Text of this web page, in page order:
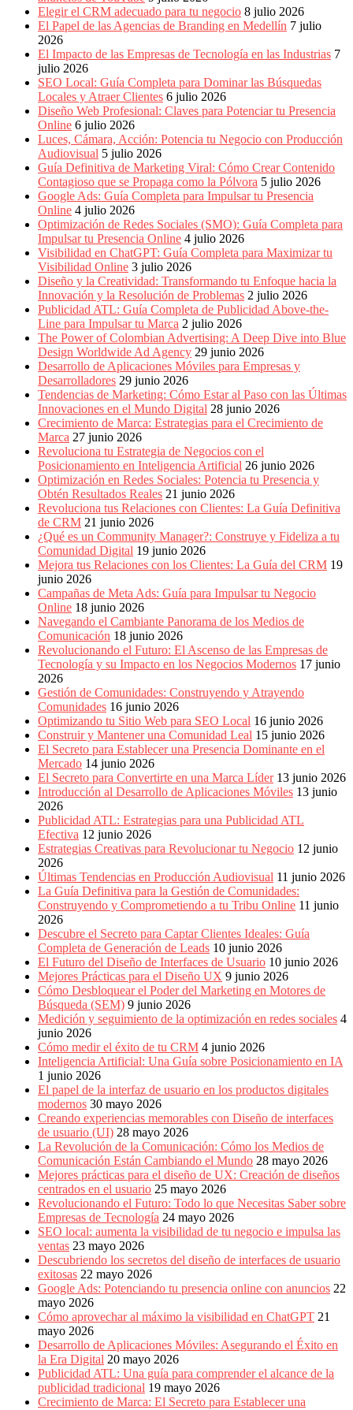
Periódicos
Producción
Gráfica
Colombia.
Elegir el CRM adecuado para tu negocio 8 julio 2026
El Papel de las Agencias de Branding en Medellín 7 julio
2026
El Impacto de las Empresas de Tecnología en las Industrias 7
julio 2026
SEO Local: Guía Completa para Dominar las Búsquedas
Locales y Atraer Clientes 6 julio 2026
Diseño Web Profesional: Claves para Potenciar tu Presencia
Online 6 julio 2026
Luces, Cámara, Acción: Potencia tu Negocio con Producción
Audiovisual 5 julio 2026
Guía Definitiva de Marketing Viral: Cómo Crear Contenido
Contagioso que se Propaga como la Pólvora 5 julio 2026
Google Ads: Guía Completa para Impulsar tu Presencia
Online 4 julio 2026
Optimización de Redes Sociales (SMO): Guía Completa para
Impulsar tu Presencia Online 4 julio 2026
Visibilidad en ChatGPT: Guía Completa para Maximizar tu
Visibilidad Online 3 julio 2026
Diseño y la Creatividad: Transformando tu Enfoque hacia la
Innovación y la Resolución de Problemas 2 julio 2026
Publicidad ATL: Guía Completa de Publicidad Above-the-
Line para Impulsar tu Marca 2 julio 2026
The Power of Colombian Advertising: A Deep Dive into Blue
Design Worldwide Ad Agency 29 junio 2026
Desarrollo de Aplicaciones Móviles para Empresas y
Desarrolladores 29 junio 2026
Tendencias de Marketing: Cómo Estar al Paso con las Últimas
Innovaciones en el Mundo Digital 28 junio 2026
Crecimiento de Marca: Estrategias para el Crecimiento de
Marca 27 junio 2026
Revoluciona tu Estrategia de Negocios con el
Posicionamiento en Inteligencia Artificial 26 junio 2026
Optimización en Redes Sociales: Potencia tu Presencia y
Obtén Resultados Reales 21 junio 2026
Revoluciona tus Relaciones con Clientes: La Guía Definitiva
de CRM 21 junio 2026
¿Qué es un Community Manager?: Construye y Fideliza a tu
Comunidad Digital 19 junio 2026
Mejora tus Relaciones con los Clientes: La Guía del CRM 19
junio 2026
Campañas de Meta Ads: Guía para Impulsar tu Negocio
Online 18 junio 2026
Navegando el Cambiante Panorama de los Medios de
Comunicación 18 junio 2026
Revolucionando el Futuro: El Ascenso de las Empresas de
Tecnología y su Impacto en los Negocios Modernos 17 junio
2026
Gestión de Comunidades: Construyendo y Atrayendo
Comunidades 16 junio 2026
Optimizando tu Sitio Web para SEO Local 16 junio 2026
Construir y Mantener una Comunidad Leal 15 junio 2026
El Secreto para Establecer una Presencia Dominante en el
Mercado 14 junio 2026
El Secreto para Convertirte en una Marca Líder 13 junio 2026
Introducción al Desarrollo de Aplicaciones Móviles 13 junio
2026
Publicidad ATL: Estrategias para una Publicidad ATL
Efectiva 12 junio 2026
Estrategias Creativas para Revolucionar tu Negocio 12 junio
2026
Últimas Tendencias en Producción Audiovisual 11 junio 2026
La Guía Definitiva para la Gestión de Comunidades:
Construyendo y Comprometiendo a tu Tribu Online 11 junio
2026
Descubre el Secreto para Captar Clientes Ideales: Guía
Completa de Generación de Leads 10 junio 2026
El Futuro del Diseño de Interfaces de Usuario 10 junio 2026
Mejores Prácticas para el Diseño UX 9 junio 2026
Cómo Desbloquear el Poder del Marketing en Motores de
Búsqueda (SEM) 9 junio 2026
Medición y seguimiento de la optimización en redes sociales 4
junio 2026
Cómo medir el éxito de tu CRM 4 junio 2026
Inteligencia Artificial: Una Guía sobre Posicionamiento en IA
1 junio 2026
El papel de la interfaz de usuario en los productos digitales
modernos 30 mayo 2026
Creando experiencias memorables con Diseño de interfaces
de usuario (UI) 28 mayo 2026
La Revolución de la Comunicación: Cómo los Medios de
Comunicación Están Cambiando el Mundo 28 mayo 2026
Mejores prácticas para el diseño de UX: Creación de diseños
centrados en el usuario 25 mayo 2026
Revolucionando el Futuro: Todo lo que Necesitas Saber sobre
Empresas de Tecnología 24 mayo 2026
SEO local: aumenta la visibilidad de tu negocio e impulsa las
ventas 23 mayo 2026
Descubriendo los secretos del diseño de interfaces de usuario
exitosas 22 mayo 2026
Google Ads: Potenciando tu presencia online con anuncios 22
mayo 2026
Cómo aprovechar al máximo la visibilidad en ChatGPT 21
mayo 2026
Desarrollo de Aplicaciones Móviles: Asegurando el Éxito en
la Era Digital 20 mayo 2026
Publicidad ATL: Una guía para comprender el alcance de la
publicidad tradicional 19 mayo 2026
Crecimiento de Marca: El Secreto para Establecer una